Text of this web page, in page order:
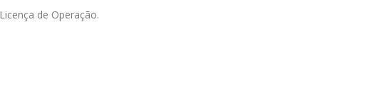
de Operação.